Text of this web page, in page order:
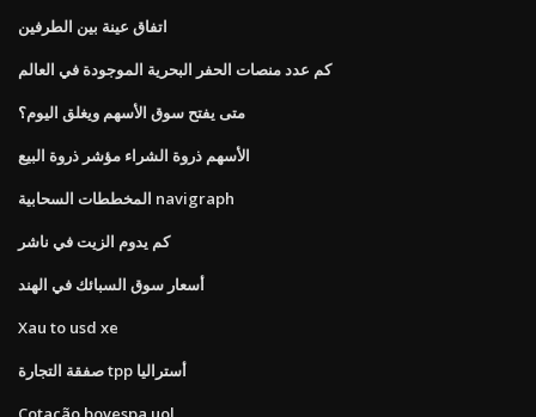
اتفاق عينة بين الطرفين
كم عدد منصات الحفر البحرية الموجودة في العالم
متى يفتح سوق الأسهم ويغلق اليوم؟
الأسهم ذروة الشراء مؤشر ذروة البيع
المخططات السحابية navigraph
كم يدوم الزيت في ناشر
أسعار سوق السبائك في الهند
Xau to usd xe
صفقة التجارة tpp أستراليا